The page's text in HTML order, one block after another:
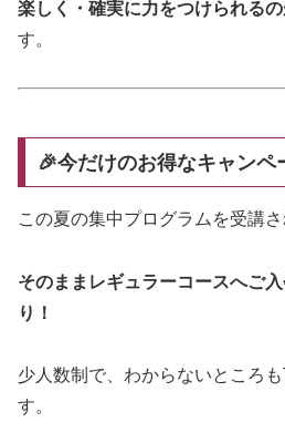
楽しく・確実に力をつけられる
す。
🎉今だけのお得なキャンペ
この夏の集中プログラムを受講さ
そのままレギュラーコースへご
り！
少人数制で、わからないところ
す。